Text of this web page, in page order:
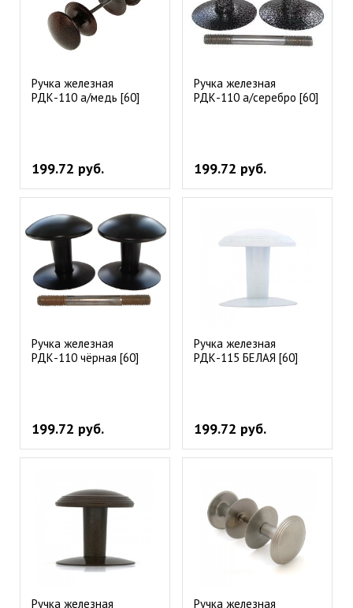
Ручка железная
РДК-110 а/медь [60]
199.72 руб.
Ручка железная
РДК-110 а/серебро [60]
199.72 руб.
Ручка железная
РДК-110 чёрная [60]
199.72 руб.
Ручка железная
РДК-115 БЕЛАЯ [60]
199.72 руб.
Ручка железная Ручка железная